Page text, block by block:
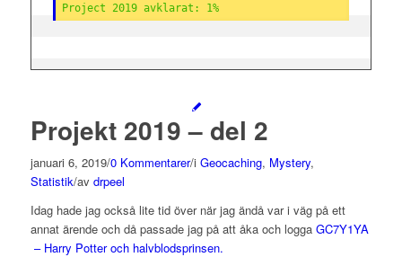
Project 2019 avklarat: 1%
Projekt 2019 – del 2
januari 6, 2019/0 Kommentarer/i Geocaching, Mystery,
Statistik/av drpeel
Idag hade jag också lite tid över när jag ändå var i väg på ett
annat ärende och då passade jag på att åka och logga GC7Y1YA
– Harry Potter och halvblodsprinsen.